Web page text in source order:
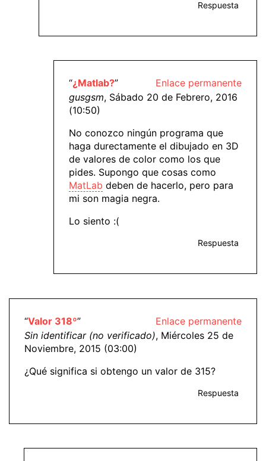
Respuesta
Enlace permanente
“¿Matlab?”
gusgsm, Sábado 20 de Febrero, 2016
(10:50)
No conozco ningún programa que
haga durectamente el dibujado en 3D
de valores de color como los que
pides. Supongo que cosas como
MatLab deben de hacerlo, pero para
mi son magia negra.
Lo siento :(
Respuesta
Enlace permanente
“Valor 318º”
Sin identificar (no verificado), Miércoles 25 de
Noviembre, 2015 (03:00)
¿Qué significa si obtengo un valor de 315?
Respuesta